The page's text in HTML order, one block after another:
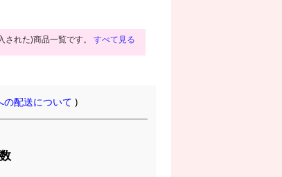
れた)商品一覧です。 すべて見る
配送について )